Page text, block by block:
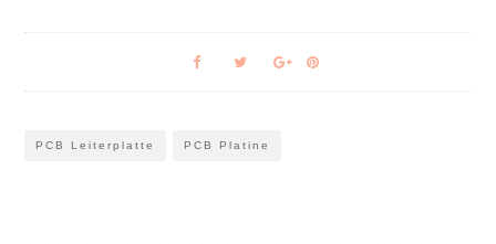
PCB Leiterplatte PCB Platine